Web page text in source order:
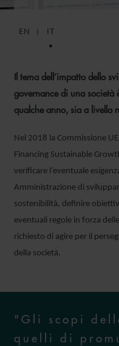
EN IT
Il tema dell’impatto dello
governance di una
qualche anno, sia a livello
Nel 2018 la Commissione
Financing Sustainable
verificare l’eventuale
Amministrazione di
sostenibilità, definire
eventuali regole in forza
richiesto di agire per il
della società.
"Gli scopi
quelli di